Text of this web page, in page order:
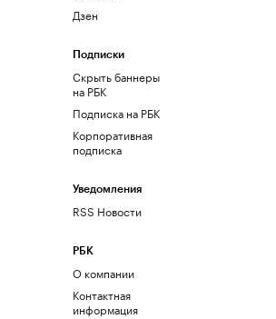
Дзен
Подписки
Скрыть баннеры
на РБК
Подписка на РБК
Корпоративная
подписка
Уведомления
RSS Новости
РБК
О компании
Контактная
информация